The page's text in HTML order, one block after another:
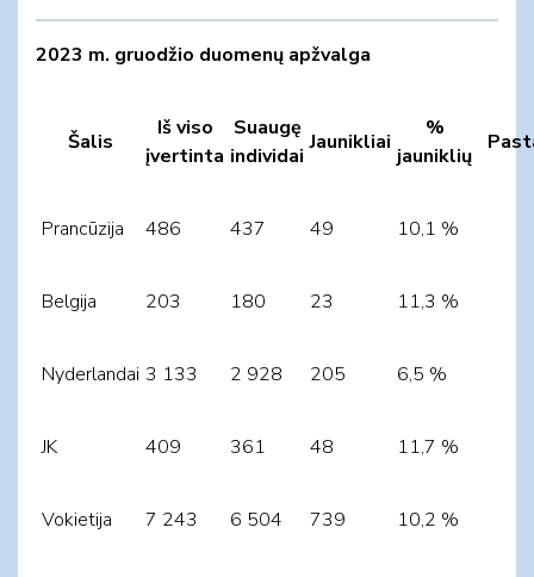
2023 m. gruodžio duomenų apžvalga
Šalis
Iš viso
įvertinta
Suaugę
individai
Jaunikliai
%
jauniklių
Prancūzija 486 437 49 10,1 %
Belgija 203 180 23 11,3 %
Nyderlandai 3 133 2 928 205 6,5 %
JK 409 361 48 11,7 %
Vokietija 7 243 6 504 739 10,2 %